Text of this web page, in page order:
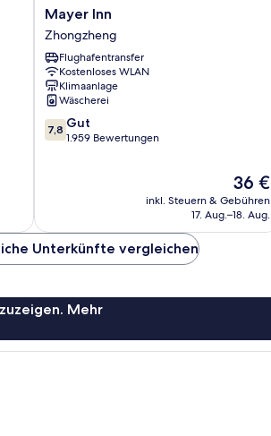
Mayer
Inn
Zhongzheng
Mayer Inn
Zhongzheng
Flughafentransfer
Kostenloses WLAN
Klimaanlage
Wäscherei
7.8
von
7,8 Gut
1.959 Bewertungen
Der
Preis
beträgt
36 €
inkl. Steuern & Gebühren
17. Aug.–18. Aug.
Unterkünfte vergleichen
Mehr